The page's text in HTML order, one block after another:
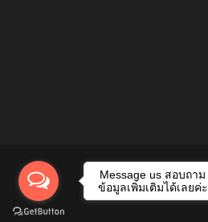
Message us สอบถาม
ข้อมูลเพิ่มเติมได้เลยค่ะ